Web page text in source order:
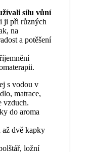
sílu vůní
ji při různých
na
a potěšení
s vodou v
matrace,
vzduch.
do aroma
až dvě kapky
ložní